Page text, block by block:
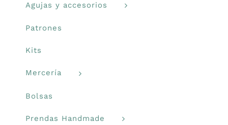
Telas
Agujas y accesorios
Patrones
Kits
Mercería
Bolsas
Prendas Handmade